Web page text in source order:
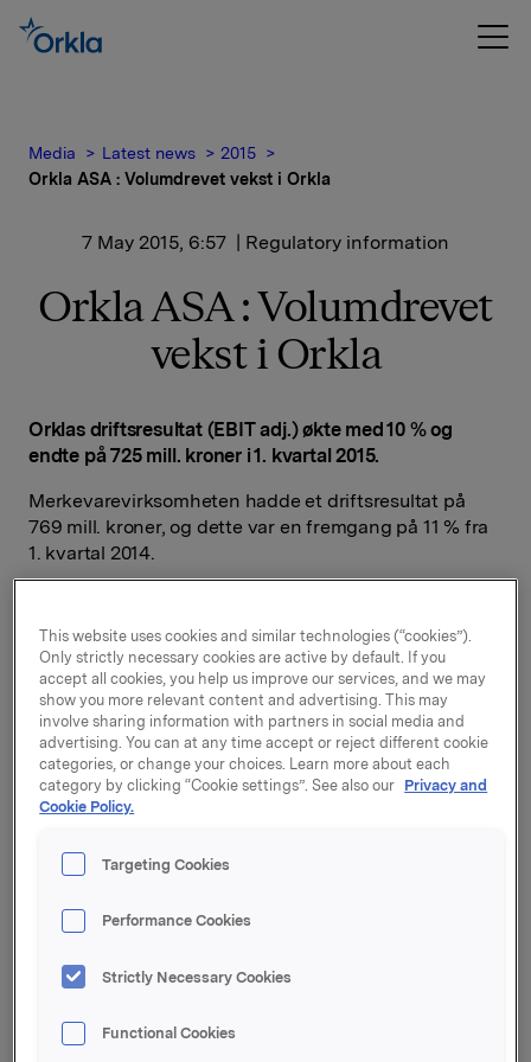
Media Latest news
2015
Orkla ASA : Volumdrevet vekst i Orkla
7 May 2015, 6:57 | Regulatory information
Orkla ASA : Volumdrevet
vekst i Orkla
Orklas driftsresultat (EBIT adj.) økte med 10 % og
endte på 725 mill. kroner i 1. kvartal 2015.
Merkevarevirksomheten hadde et driftsresultat på
769 mill. kroner, og dette var en fremgang på 11 % fra
1. kvartal 2014.
kvartal, mot 7.013 mill. kroner i 1. kvartal 2014.
Merkevarevirksomheten hadde organisk vekst på 4,3
%. Det var salgsvekst i samtlige forretningsområder,
også justert for positive påskeeffekter.
Salgsveksten i kvartalet var i hovedsak volumdrevet.
Det var flere store nylanseringer, deriblant AquaDerma
hudpleieserie fra Lilleborg, Big Cut chips fra Orkla
fra Orkla Foods Danmark. Orkla økte sine
reklameinvesteringer i kvartalet.
Svak utvikling i den norske og svenske kronen
svenske virksomhetene.
- Jeg er tilfreds med kvartalet. Vi opplevde
volumdrevet vekst i merkevareområdet. Alle
This website uses cookies and similar technologies (“cookies”).
Only strictly necessary cookies are active by default. If you
accept all cookies, you help us improve our services, and we may
show you more relevant content and advertising. This may
involve sharing information with partners in social media and
advertising. You can at any time accept or reject different cookie
categories, or change your choices. Learn more about each
category by clicking “Cookie settings”. See also our Privacy and
Cookie Policy.
Targeting Cookies
Performance Cookies
Strictly Necessary Cookies
Functional Cookies